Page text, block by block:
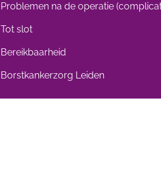
Problemen na de operatie
Tot slot
Bereikbaarheid
Borstkankerzorg Leiden